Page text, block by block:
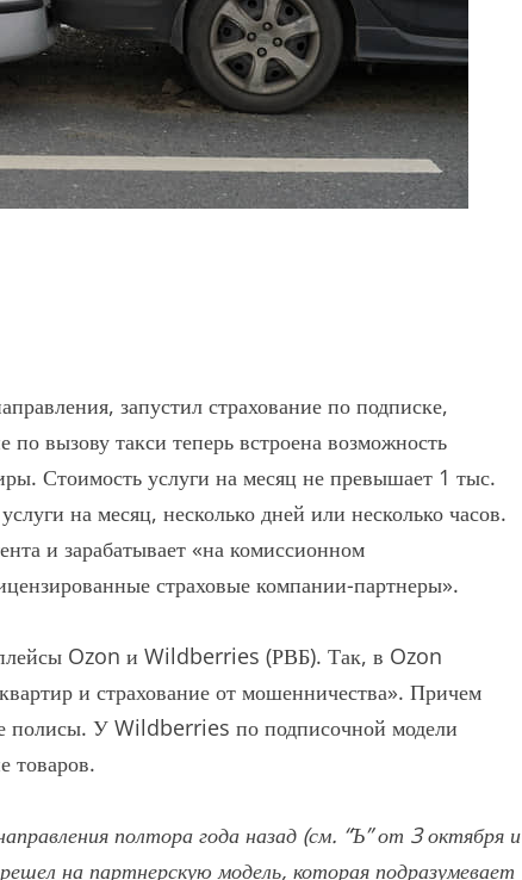
запустил страхование по подписке,
вызову такси теперь встроена возможность
Стоимость услуги на месяц не превышает 1 тыс.
на месяц, несколько дней или несколько часов.
и зарабатывает «на комиссионном
страховые компании-партнеры».
Ozon и Wildberries (РВБ). Так, в Ozon
и страхование от мошенничества». Причем
полисы. У Wildberries по подписочной модели
товаров.
полтора года назад (см. “Ъ” от 3 октября и
на партнерскую модель, которая подразумевает